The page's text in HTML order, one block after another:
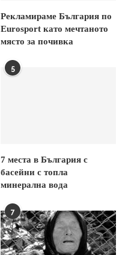
Рекламираме България по
Eurosport като мечтаното
място за почивка
5
7 места в България с
басейни с топла
минерална вода
7